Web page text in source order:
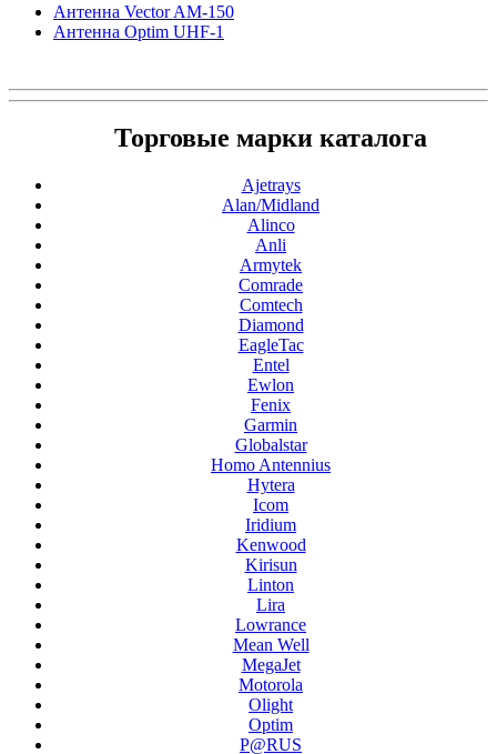
Антенна Vector AM-150
Антенна Optim UHF-1
Торговые марки каталога
Ajetrays
Alan/Midland
Alinco
Anli
Armytek
Comrade
Comtech
Diamond
EagleTac
Entel
Ewlon
Fenix
Garmin
Globalstar
Homo Antennius
Hytera
Icom
Iridium
Kenwood
Kirisun
Linton
Lira
Lowrance
Mean Well
MegaJet
Motorola
Olight
Optim
P@RUS